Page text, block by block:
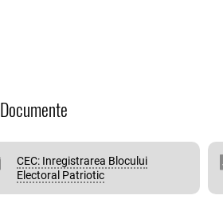
Documente
CEC: Inregistrarea Blocului
Electoral Patriotic